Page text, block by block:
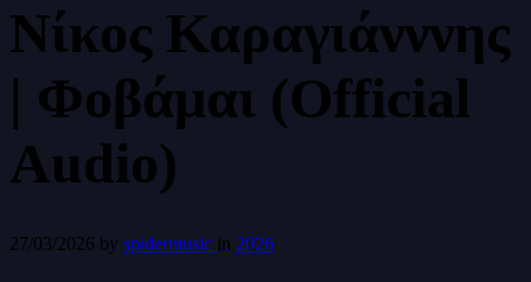
Νίκος Καραγιάνννης
| Φοβάμαι (Official
Audio)
27/03/2026 by spidermusic in 2026